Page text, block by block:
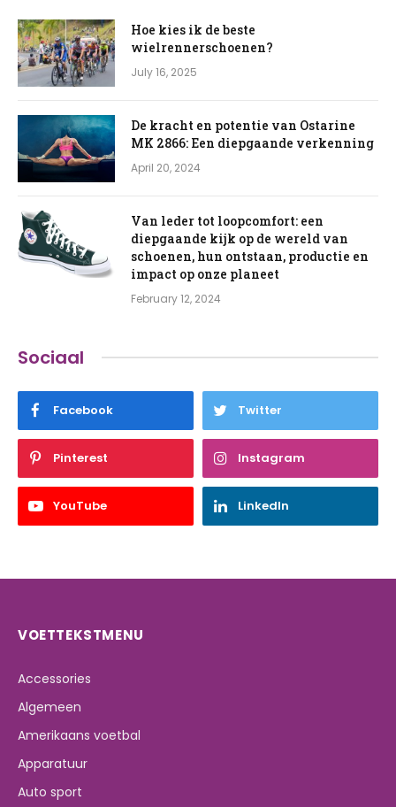
Hoe kies ik de beste
wielrennerschoenen?
July 16, 2025
De kracht en potentie van Ostarine
MK 2866: Een diepgaande verkenning
April 20, 2024
Van leder tot loopcomfort: een
diepgaande kijk op de wereld van
schoenen, hun ontstaan, productie en
impact op onze planeet
February 12, 2024
Sociaal
Facebook Twitter
Pinterest Instagram
YouTube LinkedIn
VOETTEKSTMENU
Accessories
Algemeen
Amerikaans voetbal
Apparatuur
Auto sport